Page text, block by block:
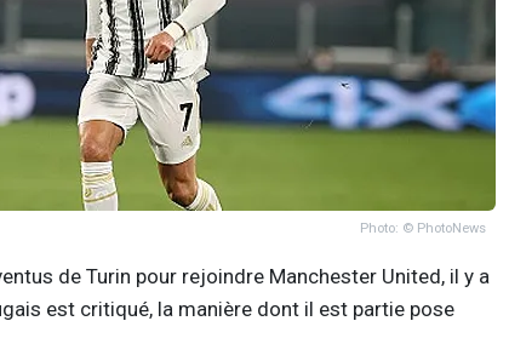
Photo: © PhotoNews
de Turin pour rejoindre Manchester United, il y a
est critiqué, la manière dont il est partie pose